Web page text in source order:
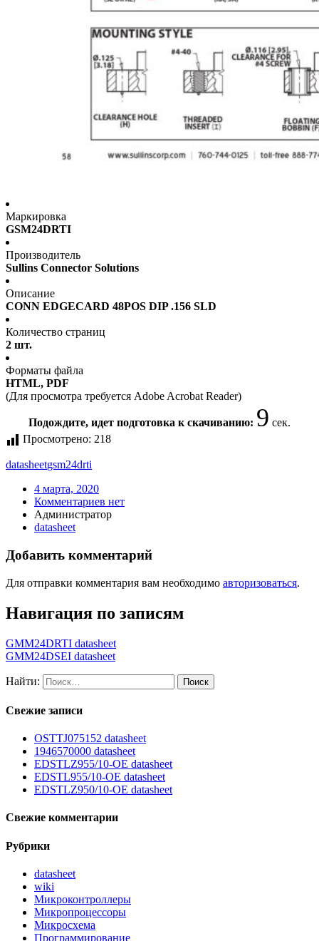
Маркировка
GSM24DRTI
Производитель
Sullins Connector Solutions
Описание
CONN EDGECARD 48POS DIP .156 SLD
Количество страниц
2 шт.
Форматы файла
HTML, PDF
(Для просмотра требуется Adobe Acrobat Reader)
Подождите, идет подготовка к скачиванию: 9 сек.
Просмотрено: 218
datasheetgsm24drti
4 марта, 2020
Комментариев нет
Администратор
datasheet
Добавить комментарий
Для отправки комментария вам необходимо авторизоваться.
Навигация по записям
GMM24DRTI datasheet
GMM24DSEI datasheet
Найти:
Свежие записи
OSTTJ075152 datasheet
1946570000 datasheet
EDSTLZ955/10-OE datasheet
EDSTL955/10-OE datasheet
EDSTLZ950/10-OE datasheet
Свежие комментарии
Рубрики
datasheet
wiki
Микроконтроллеры
Микропроцессоры
Микросхема
Программирование